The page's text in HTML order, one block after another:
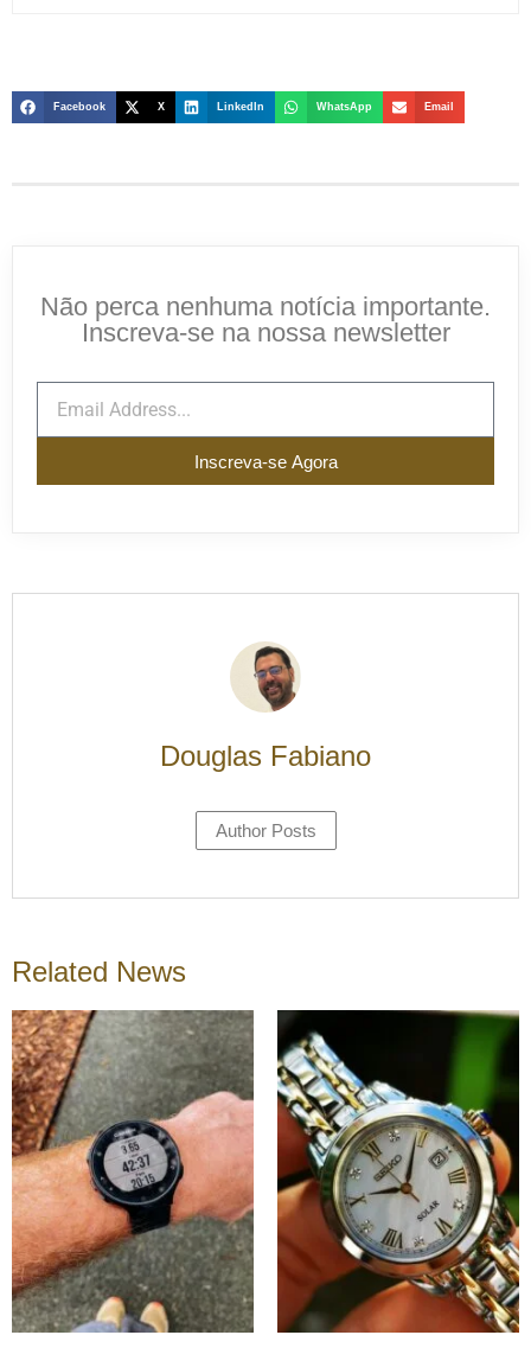
Facebook X LinkedIn WhatsApp Email
Não perca nenhuma notícia importante.
Inscreva-se na nossa newsletter
Inscreva-se Agora
Douglas Fabiano
Author Posts
Related News